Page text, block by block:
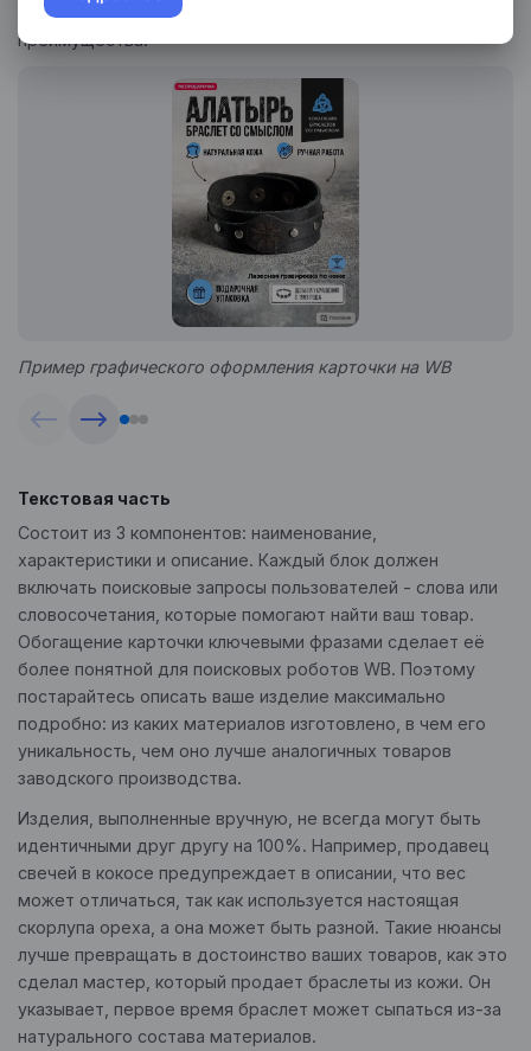
Инфографика
выделит ключевые особенности товара, его
преимущества.
Пример графического оформления карточки на WB
Текстовая часть
Состоит из 3 компонентов: наименование,
характеристики и описание. Каждый блок должен
включать поисковые запросы пользователей - слова или
словосочетания, которые помогают найти ваш товар.
Обогащение карточки ключевыми фразами сделает её
более понятной для поисковых роботов WB. Поэтому
постарайтесь описать ваше изделие максимально
подробно: из каких материалов изготовлено, в чем его
уникальность, чем оно лучше аналогичных товаров
заводского производства.
Изделия, выполненные вручную, не всегда могут быть
идентичными друг другу на 100%. Например, продавец
свечей в кокосе предупреждает в описании, что вес
может отличаться, так как используется настоящая
скорлупа ореха, а она может быть разной. Такие нюансы
лучше превращать в достоинство ваших товаров, как это
сделал мастер, который продает браслеты из кожи. Он
указывает, первое время браслет может сыпаться из-за
натурального состава материалов.